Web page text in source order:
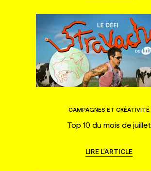
CAMPAGNES ET CRÉATIVITÉ
Top 10 du mois de juillet
LIRE L'ARTICLE